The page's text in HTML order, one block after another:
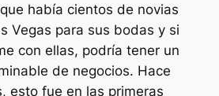
había cientos de novias
Vegas para sus bodas y si
con ellas, podría tener un
de negocios. Hace
esto fue en las primeras